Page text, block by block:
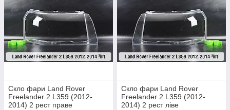
Скло фари Land Rover
Freelander 2 L359 (2012-
2014) 2 рест праве
Скло фари Land Rover
Freelander 2 L359 (2012-
2014) 2 рест ліве